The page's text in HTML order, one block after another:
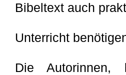
Bibeltext auch
Unterricht
Die Autorinnen,